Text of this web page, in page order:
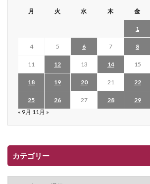
月 火 水 木 金
1
4 5 6 7 8
11 12 13 14 15
18 19 20 21 22
25 26 27 28 29
« 9月 11月 »
カテゴリー